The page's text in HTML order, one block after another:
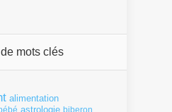
mots clés
alimentation
astrologie biberon